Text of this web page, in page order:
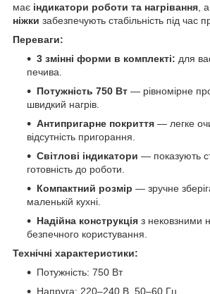
має індикатори роботи та нагрівання , а
ніжки забезпечують стабільність під час
Переваги:
3 змінні форми в комплекті: для
печива.
Потужність 750 Вт — рівномірне
швидкий нагрів.
Антипригарне покриття — легке
відсутність пригорання.
Світлові індикатори — показують
готовність до роботи.
Компактний розмір — зручне
маленькій кухні.
Надійна конструкція з нековзними
безпечного користування.
Технічні характеристики:
Потужність: 750 Вт
Напруга: 220–240 В, 50–60 Гц